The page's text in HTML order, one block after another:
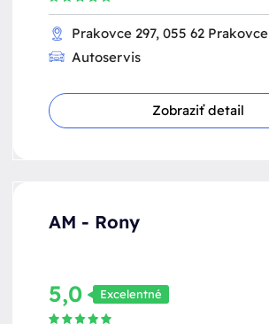
Prakovce 297, 055 62 Prakovce
Autoservis
Zobraziť detail
AM - Rony
5,0 Excelentné